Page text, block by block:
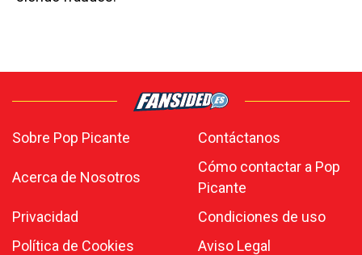
Sobre Pop Picante Contáctanos
Acerca de Nosotros
Cómo contactar a Pop
Picante
Privacidad
Condiciones de uso
Política de Cookies
Aviso Legal